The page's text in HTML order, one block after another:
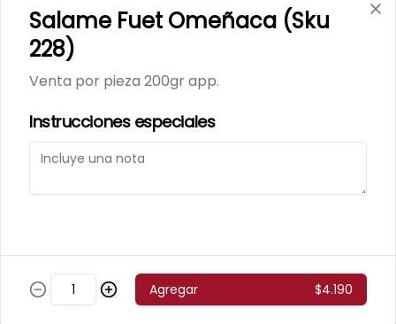
Supercerdo (Sku 101)
Venta por 1/4 kg.
Mortadela Jamonada
Salame Fuet Omeñaca (Sku
228)
Venta por pieza 200gr app.
Instrucciones especiales
Agregar $4.190